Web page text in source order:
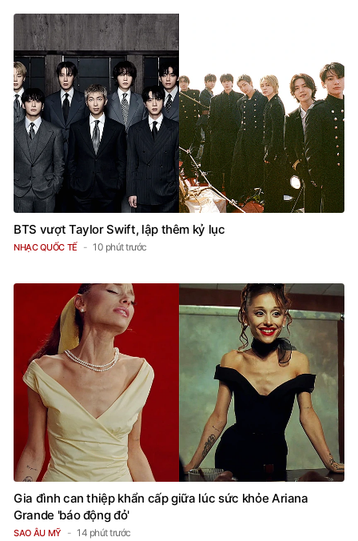
BTS vượt Taylor Swift, lập thêm kỷ lục
NHẠC QUỐC TẾ 10 phút trước
Gia đình can thiệp khẩn cấp giữa lúc sức khỏe Ariana
Grande 'báo động đỏ'
SAO ÂU MỸ 14 phút trước